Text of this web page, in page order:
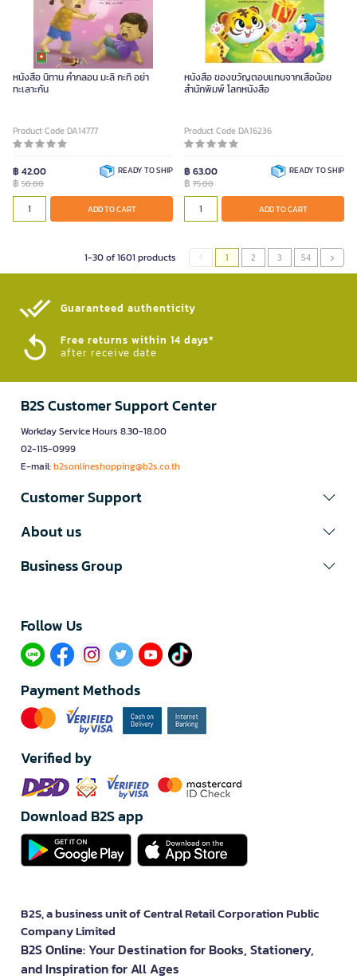
หนังสือ นิทาน คํากลอน มะลิ กะทิ อย่า
ทะเลาะกัน
Product Code DA14777
฿ 42.00
฿ 50.00
READY TO SHIP
ADD TO CART
หนังสือ ของขวัญตอบแทนจากเสือน้อย
สำนักพิมพ์ โลกหนังสือ
Product Code DA16236
฿ 63.00
฿ 75.00
READY TO SHIP
ADD TO CART
1-30 of 1601 products 1 2 3 54
Guaranteed authenticity​
Free returns within 14 days*
after receive date
B2S Customer Support Center
Workday Service Hours 8.30-18.00
02-115-0999
E-mail:b2sonlineshopping@b2s.co.th
Customer Support
About us
Business Group
Follow Us​
Payment Methods
Verified by
Download B2S app
B2S, a business unit of Central Retail Corporation Public
Company Limited
B2S Online: Your Destination for Books, Stationery,
and Inspiration for All Ages